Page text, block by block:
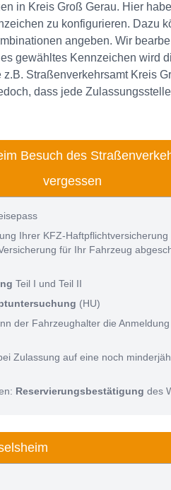
in Kreis Groß Gerau. Hier
zu konfigurieren. Dazu
angeben. Wir
gewähltes Kennzeichen wird
Straßenverkehrsamt Kreis
dass jede
Besuch des
vergessen
Ihrer KFZ-
für Ihr Fahrzeug
Teil I und Teil II
(HU)
der Fahrzeughalter die
Zulassung auf eine noch
Reservierungsbestätigung des